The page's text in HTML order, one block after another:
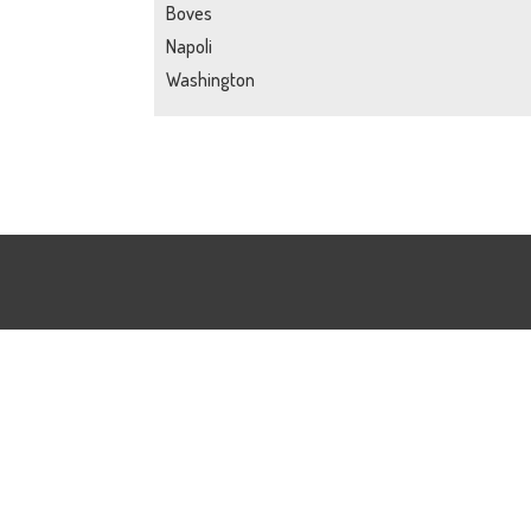
Boves
Napoli
Washington